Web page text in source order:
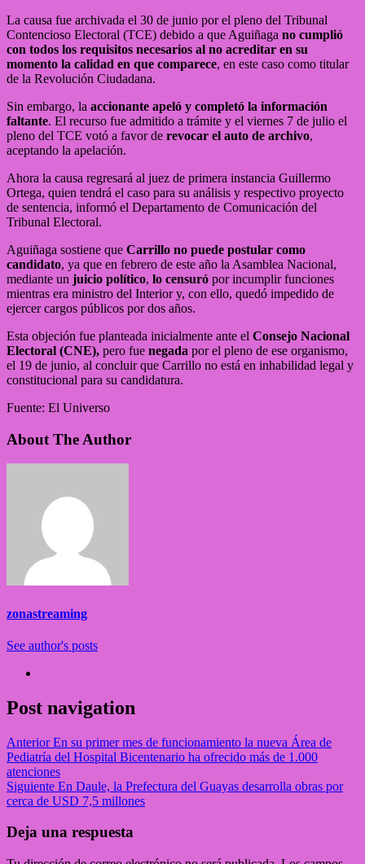
La causa fue archivada el 30 de junio por el pleno del Tribunal
Contencioso Electoral (TCE) debido a que Aguiñaga no cumplió
con todos los requisitos necesarios al no acreditar en su
momento la calidad en que comparece, en este caso como titular
de la Revolución Ciudadana.
Sin embargo, la accionante apeló y completó la información
faltante. El recurso fue admitido a trámite y el viernes 7 de julio el
pleno del TCE votó a favor de revocar el auto de archivo,
aceptando la apelación.
Ahora la causa regresará al juez de primera instancia Guillermo
Ortega, quien tendrá el caso para su análisis y respectivo proyecto
de sentencia, informó el Departamento de Comunicación del
Tribunal Electoral.
Aguiñaga sostiene que Carrillo no puede postular como
candidato, ya que en febrero de este año la Asamblea Nacional,
mediante un juicio político, lo censuró por incumplir funciones
mientras era ministro del Interior y, con ello, quedó impedido de
ejercer cargos públicos por dos años.
Esta objeción fue planteada inicialmente ante el Consejo Nacional
Electoral (CNE), pero fue negada por el pleno de ese organismo,
el 19 de junio, al concluir que Carrillo no está en inhabilidad legal y
constitucional para su candidatura.
Fuente: El Universo
About The Author
zonastreaming
See author's posts
Post navigation
AnteriorEn su primer mes de funcionamiento la nueva Área de
Pediatría del Hospital Bicentenario ha ofrecido más de 1.000
atenciones
Siguiente En Daule, la Prefectura del Guayas desarrolla obras por
cerca de USD 7,5 millones
Deja una respuesta